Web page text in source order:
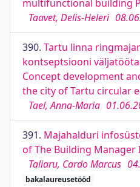
multifunctional building
Taavet, Delis-Heleri
390. Tartu linna
kontseptsiooni
Concept development
the city of Tartu circular
Tael, Anna-Maria
391. Majahalduri
of The Building
Taliaru, Cardo Marcus
bakalaureusetööd